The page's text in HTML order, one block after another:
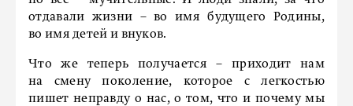
отдавали жизни – во имя будущего Родины,
во имя детей и внуков.
Что же теперь получается – приходит нам
на смену поколение, которое с легкостью
пишет неправду о нас, о том, что и почему мы